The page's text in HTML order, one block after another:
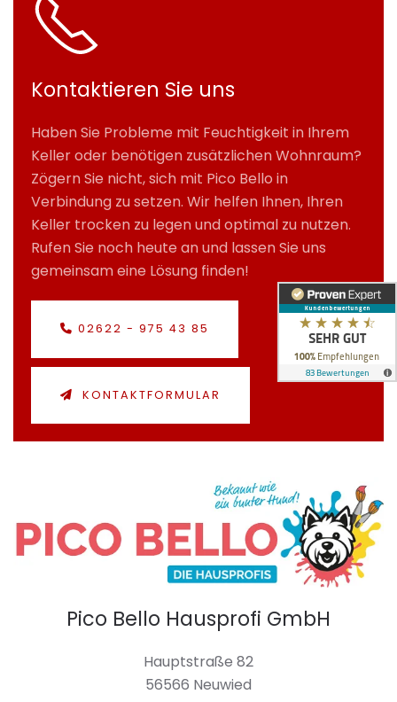
Kontaktieren Sie uns
Haben Sie Probleme mit Feuchtigkeit in Ihrem
Keller oder benötigen zusätzlichen Wohnraum?
Zögern Sie nicht, sich mit Pico Bello in
Verbindung zu setzen. Wir helfen Ihnen, Ihren
Keller trocken zu legen und optimal zu nutzen.
Rufen Sie noch heute an und lassen Sie uns
gemeinsam eine Lösung finden!
02622 - 975 43 85
KONTAKTFORMULAR
Pico Bello Hausprofi GmbH
Hauptstraße 82
56566 Neuwied